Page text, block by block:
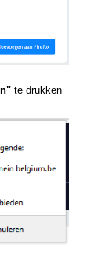
te drukken